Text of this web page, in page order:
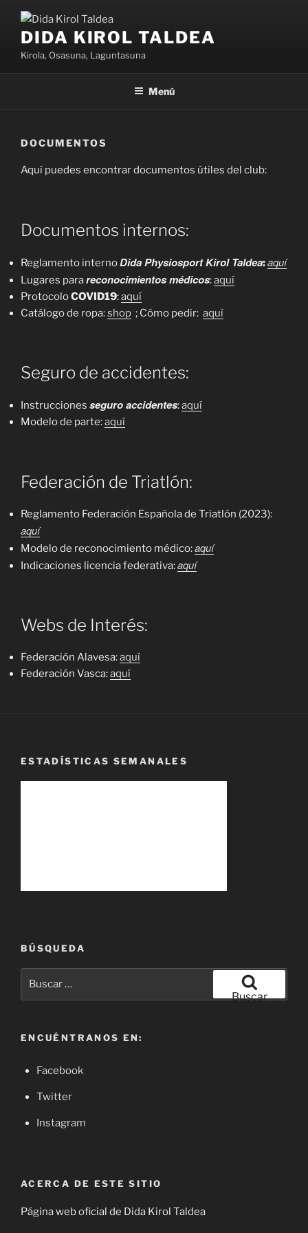
contenido
DIDA KIROL TALDEA
Kirola, Osasuna, Laguntasuna
Menú
DOCUMENTOS
Aquí puedes encontrar documentos útiles del club:
Documentos internos:
Reglamento internoDida Physiosport Kirol Taldea:aquí
Lugares parareconocimientos médicos:aquí
ProtocoloCOVID19:aquí
Catálogo de ropa:shop ; Cómo pedir: aquí
Seguro de accidentes:
Instrucciones seguro accidentes:aquí
Modelo de parte:aquí
Federación de Triatlón:
Reglamento Federación Española de Triatlón (2023):
aquí
Modelo de reconocimiento médico:aquí
Indicaciones licencia federativa:aquí
Webs de Interés:
Federación Alavesa:aquí
Federación Vasca:aquí
ESTADÍSTICAS SEMANALES
BÚSQUEDA
Buscar
ENCUÉNTRANOS EN:
Facebook
Twitter
Instagram
ACERCA DE ESTE SITIO
Página web oficial de Dida Kirol Taldea